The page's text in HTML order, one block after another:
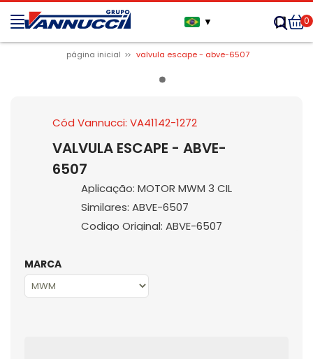
▼ 0
página inicial valvula escape - abve-6507
Cód Vannucci: VA41142-1272
VALVULA ESCAPE - ABVE-
6507
Aplicação: MOTOR MWM 3 CIL
Similares: ABVE-6507
Codigo Original: ABVE-6507
MARCA